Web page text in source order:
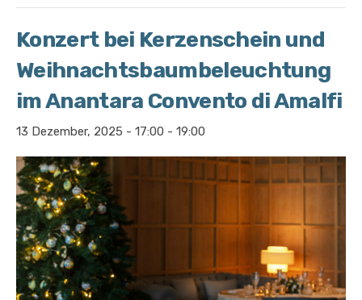
Konzert bei Kerzenschein und
Weihnachtsbaumbeleuchtung
im Anantara Convento di Amalfi
13 Dezember, 2025 - 17:00 - 19:00